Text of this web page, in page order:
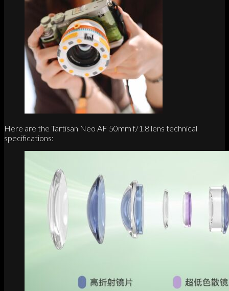
Here are the Tartisan Neo AF 50mm f/1.8 lens technical
specifications: